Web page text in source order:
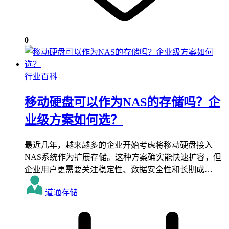
0
行业百科
移动硬盘可以作为NAS的存储吗？企
业级方案如何选？
最近几年，越来越多的企业开始考虑将移动硬盘接入
NAS系统作为扩展存储。这种方案确实能快速扩容，但
企业用户更需要关注稳定性、数据安全性和长期成…
道通存储